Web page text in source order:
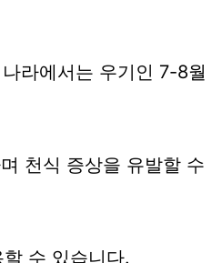
라에서는 우기인 7-8월
천식 증상을 유발할 수
수 있습니다.